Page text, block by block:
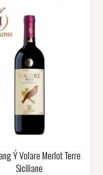
Ý Volare Merlot Terre
Siciliane